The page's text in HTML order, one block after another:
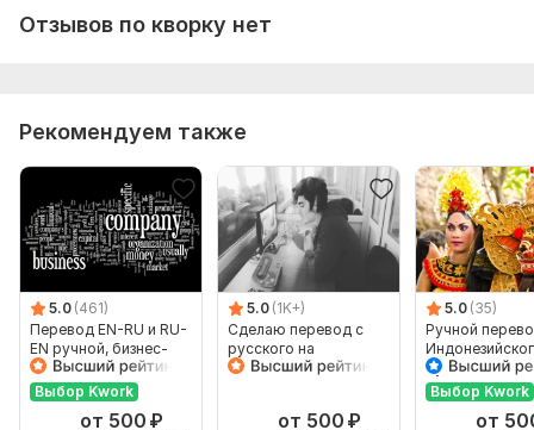
Образование и наука,
Отзывов по кворку нет
Рекомендуем также
5.0 (461)
Перевод EN-RU и RU-
EN ручной, бизнес-
английский
Выбор Kwork
от 500 ₽
5.0 (1K+)
Сделаю перевод с
русского на
английский и
от 500 ₽
5.0 (35)
Ручной
Русский и
Выбор Kwork
от